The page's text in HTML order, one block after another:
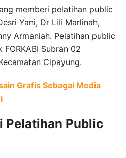
memberi pelatihan public
Yani, Dr Lili Marlinah,
Armaniah. Pelatihan public
Subran 02
Cipayung.
Grafis Sebagai Media
Pelatihan Public